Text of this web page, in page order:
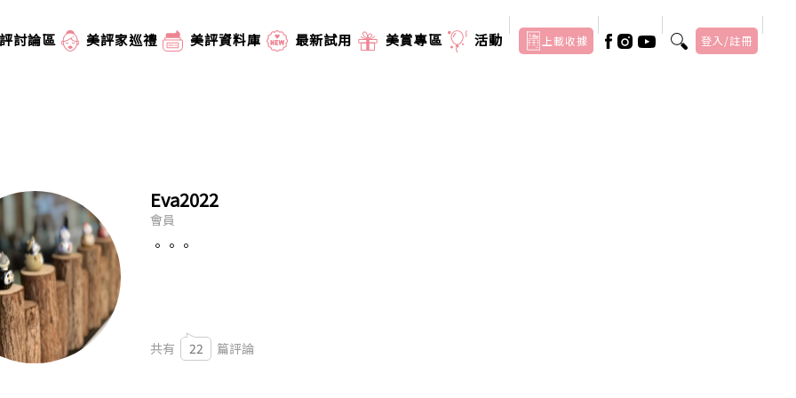
討論區 美評家巡禮 美評資料庫 最新試用 美賞專區 活動 上載收據 登入/註冊
Eva2022
會員
。。。
共有 22 篇評論